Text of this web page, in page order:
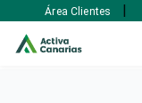
Área Clientes |